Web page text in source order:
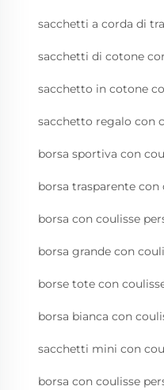
sacchetti a corda di
sacchetti di cotone
sacchetto in cotone
sacchetto regalo con
borsa sportiva con
borsa trasparente con
borsa con coulisse
borsa grande con
borse tote con
borsa bianca con
sacchetti mini con
borsa con coulisse